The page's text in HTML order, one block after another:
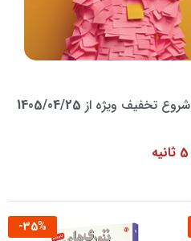
شروع تخفیف ویژه از 1405/04/25
-35%